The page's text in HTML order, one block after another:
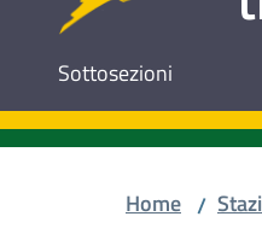
Sottosezioni
Home /